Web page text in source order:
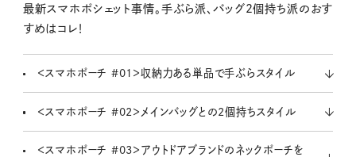
t
最新スマホポシェット事情。手ぶら派、バッグ2個持ち派のおす
すめはコレ！
＜スマホポーチ #01＞収納力ある単品で手ぶらスタイル
＜スマホポーチ #02＞メインバッグとの2個持ちスタイル
＜スマホポーチ #03＞アウトドアブランドのネックポーチを